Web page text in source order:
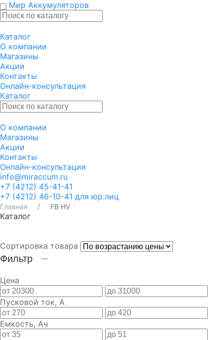
Мир Аккумуляторов
Каталог
О компании
Магазины
Акции
Контакты
Онлайн-консультация
Каталог
О компании
Магазины
Акции
Контакты
Онлайн-консультация
info@miraccum.ru
+7 (4212) 45-41-41
+7 (4212) 46-10-41 для юр.лиц
Главная FB HV
Каталог
Сортировка товара
Фильтр
Цена
Пусковой ток, А
Емкость, Ач